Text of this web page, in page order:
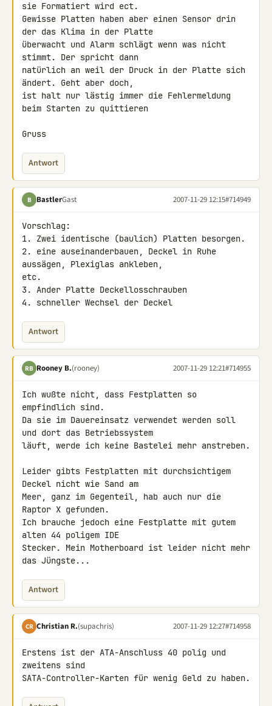
sie Formatiert wird ect.
Gewisse Platten haben aber einen Sensor drin
der das Klima in der Platte
überwacht und Alarm schlägt wenn was nicht
stimmt. Der spricht dann
natürlich an weil der Druck in der Platte sich
ändert. Geht aber doch,
ist halt nur lästig immer die Fehlermeldung
beim Starten zu quittieren
Gruss
Antwort
B BastlerGast 2007-11-29 12:15#714949
Vorschlag:
1. Zwei identische (baulich) Platten besorgen.
2. eine auseinanderbauen, Deckel in Ruhe
aussägen, Plexiglas ankleben,
etc.
3. Ander Platte Deckellosschrauben
4. schneller Wechsel der Deckel
Antwort
RB Rooney B.(rooney) 2007-11-29 12:21#714955
Ich wußte nicht, dass Festplatten so
empfindlich sind.
Da sie im Dauereinsatz verwendet werden soll
und dort das Betriebssystem
läuft, werde ich keine Bastelei mehr anstreben.
Leider gibts Festplatten mit durchsichtigem
Deckel nicht wie Sand am
Meer, ganz im Gegenteil, hab auch nur die
Raptor X gefunden.
Ich brauche jedoch eine Festplatte mit gutem
alten 44 poligem IDE
Stecker. Mein Motherboard ist leider nicht mehr
das Jüngste...
Antwort
CR Christian R.(supachris) 2007-11-29 12:27#714958
Erstens ist der ATA-Anschluss 40 polig und
zweitens sind
SATA-Controller-Karten für wenig Geld zu haben.